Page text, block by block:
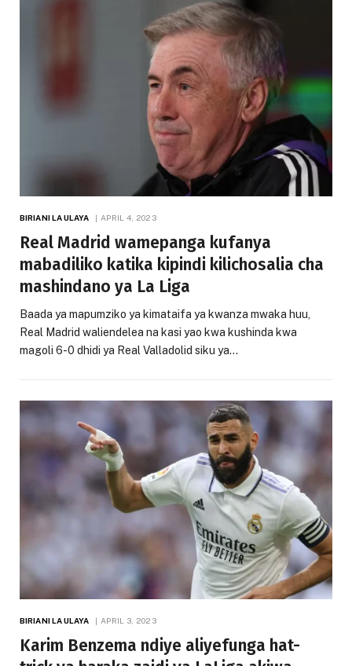
BIRIANI LA ULAYA APRIL 4, 2023
Real Madrid wamepanga kufanya
mabadiliko katika kipindi kilichosalia cha
mashindano ya La Liga
Baada ya mapumziko ya kimataifa ya kwanza mwaka huu,
Real Madrid waliendelea na kasi yao kwa kushinda kwa
magoli 6-0 dhidi ya Real Valladolid siku ya…
BIRIANI LA ULAYA APRIL 3, 2023
Karim Benzema ndiye aliyefunga hat-